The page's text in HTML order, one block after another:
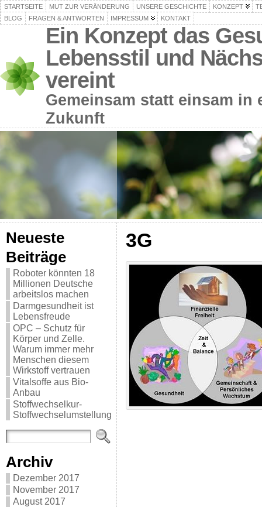
STARTSEITE MUT ZUR VERÄNDERUNG UNSERE GESCHICHTE KONZEPT
BLOG
FRAGEN & ANTWORTEN IMPRESSUM KONTAKT
Ein Konzept das
Lebensstil und
vereint
Gemeinsam statt einsam in
Zukunft
Neueste
Beiträge
Roboter könnten 18
Millionen Deutsche
arbeitslos machen
Darmgesundheit ist
Lebensfreude
OPC – Schutz für
Körper und Zelle.
Warum immer mehr
Menschen diesem
Wirkstoff vertrauen
Vitalsoffe aus Bio-
Anbau
Stoffwechselkur-
Stoffwechselumstellung
Archiv
Dezember 2017
November 2017
August 2017
3G